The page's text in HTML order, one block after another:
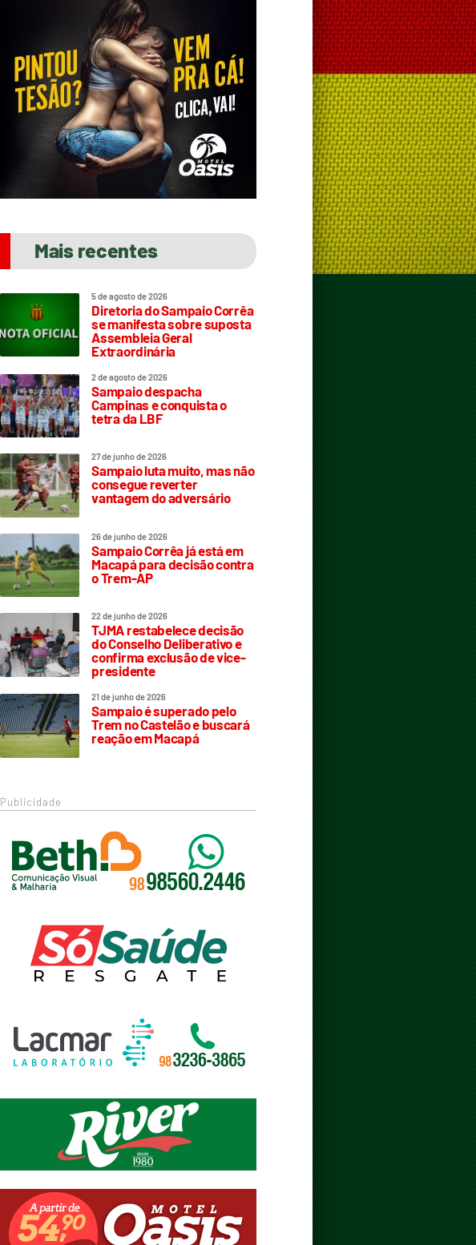
Mais recentes
5 de agosto de 2026
Diretoria do Sampaio Corrêa
se manifesta sobre suposta
Assembleia Geral
Extraordinária
2 de agosto de 2026
Sampaio despacha
Campinas e conquista o
tetra da LBF
27 de junho de 2026
Sampaio luta muito, mas não
consegue reverter
vantagem do adversário
26 de junho de 2026
Sampaio Corrêa já está em
Macapá para decisão contra
o Trem-AP
22 de junho de 2026
TJMA restabelece decisão
do Conselho Deliberativo e
confirma exclusão de vice-
presidente
21 de junho de 2026
Sampaio é superado pelo
Trem no Castelão e buscará
reação em Macapá
Publicidade